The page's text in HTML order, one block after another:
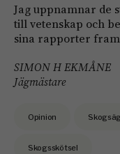
Jag uppnamnar de
till vetenskap och
sina rapporter
SIMON H EKMÅNE
Jägmästare
Opinion
Skogsskötsel